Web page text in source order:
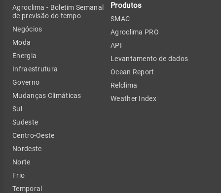
Agroclima - Boletim Semanal
de previsão do tempo
Negócios
Moda
Energia
Infraestrutura
Governo
Mudanças Climáticas
Sul
Sudeste
Centro-Oeste
Nordeste
Norte
Frio
Temporal
Produtos
SMAC
Agroclima PRO
API
Levantamento de dados
Ocean Report
Relclima
Weather Index